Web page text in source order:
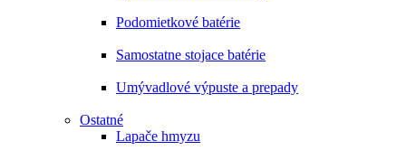
Podomietkové batérie
Samostatne stojace batérie
Umývadlové výpuste a prepady
Ostatné
Lapače hmyzu